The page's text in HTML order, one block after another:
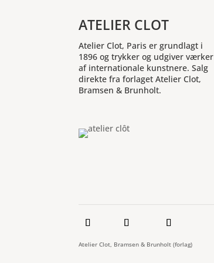
ATELIER CLOT
Atelier Clot, Paris er grundlagt i
1896 og trykker og udgiver værker
af internationale kunstnere. Salg
direkte fra forlaget Atelier Clot,
Bramsen & Brunholt.
Atelier Clot, Bramsen & Brunholt (forlag)